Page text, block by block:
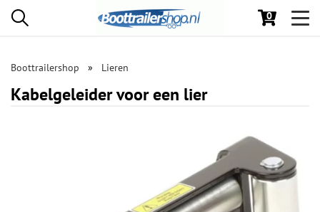
0
Boottrailershop Lieren
Kabelgeleider voor een lier